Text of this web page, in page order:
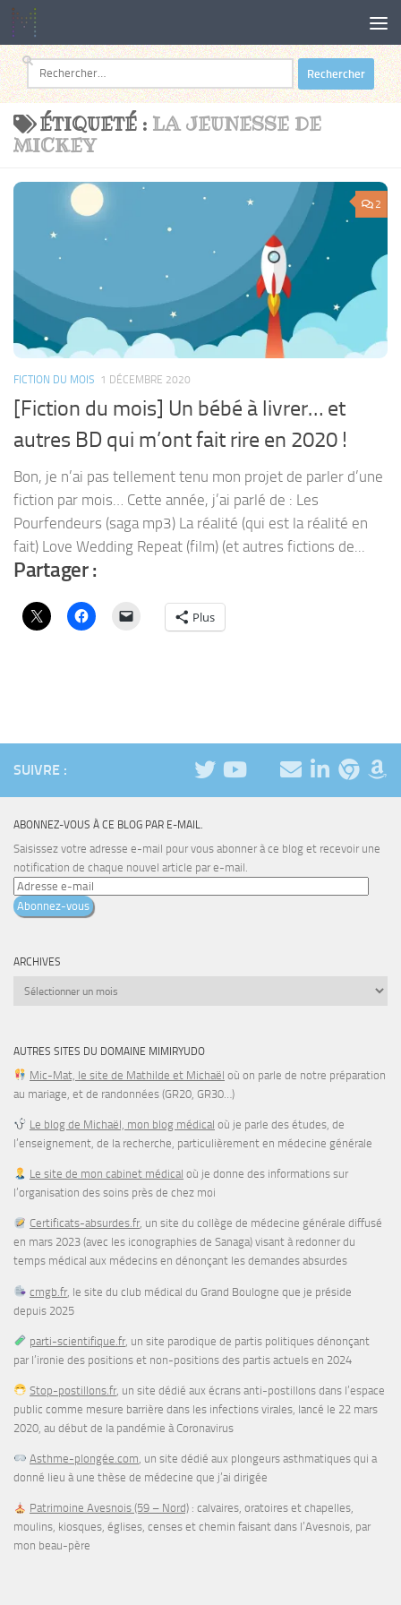
Au dessous du contenu
Rechercher :
ÉTIQUETÉ : LA JEUNESSE DE
MICKEY
2
FICTION DU MOIS 1 DÉCEMBRE 2020
[Fiction du mois] Un bébé à livrer… et
autres BD qui m’ont fait rire en 2020 !
Bon, je n’ai pas tellement tenu mon projet de parler d’une
fiction par mois… Cette année, j’ai parlé de : Les
Pourfendeurs (saga mp3) La réalité (qui est la réalité en
fait) Love Wedding Repeat (film) (et autres fictions de...
Partager :
Plus
SUIVRE :
ABONNEZ-VOUS À CE BLOG PAR E-MAIL.
Saisissez votre adresse e-mail pour vous abonner à ce blog et recevoir une
notification de chaque nouvel article par e-mail.
Adresse
e-Abonnez-vous
ARCHIVES
Archives
AUTRES SITES DU DOMAINE MIMIRYUDO
Mic-Mat, le site de Mathilde et Michaël où on parle de notre préparation
au mariage, et de randonnées (GR20, GR30…)
Le blog de Michaël, mon blog médical où je parle des études, de
l’enseignement, de la recherche, particulièrement en médecine générale
Le site de mon cabinet médical où je donne des informations sur
l’organisation des soins près de chez moi
Certificats-absurdes.fr, un site du collège de médecine générale diffusé
en mars 2023 (avec les iconographies de Sanaga) visant à redonner du
temps médical aux médecins en dénonçant les demandes absurdes
cmgb.fr , le site du club médical du Grand Boulogne que je préside
depuis 2025
parti-scientifique.fr , un site parodique de partis politiques dénonçant
par l’ironie des positions et non-positions des partis actuels en 2024
Stop-postillons.fr, un site dédié aux écrans anti-postillons dans l’espace
public comme mesure barrière dans les infections virales, lancé le 22 mars
2020, au début de la pandémie à Coronavirus
Asthme-plongée.com, un site dédié aux plongeurs asthmatiques qui a
donné lieu à une thèse de médecine que j’ai dirigée
Patrimoine Avesnois (59 – Nord) : calvaires, oratoires et chapelles,
moulins, kiosques, églises, censes et chemin faisant dans l’Avesnois, par
mon beau-père